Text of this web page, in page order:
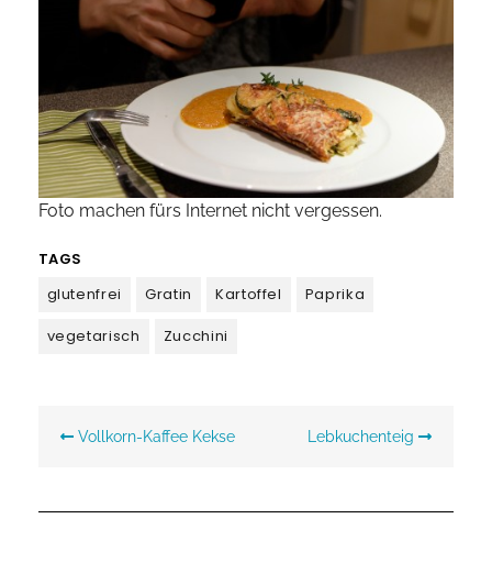
Foto machen fürs Internet nicht vergessen.
TAGS
glutenfrei
Gratin Kartoffel
Paprika
vegetarisch
Zucchini
Vollkorn-Kaffee Kekse Lebkuchenteig